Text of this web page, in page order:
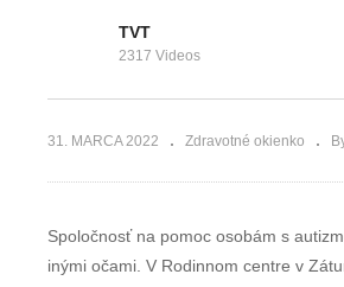
TVT
2317 Videos
31. MARCA 2022 Zdravotné okienko
Spoločnosť na pomoc osobám s
inými očami. V Rodinnom centre v